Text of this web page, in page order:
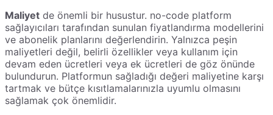
Maliyet de önemli bir husustur. no-code platform
sağlayıcıları tarafından sunulan fiyatlandırma modellerini
ve abonelik planlarını değerlendirin. Yalnızca peşin
maliyetleri değil, belirli özellikler veya kullanım için
devam eden ücretleri veya ek ücretleri de göz önünde
bulundurun. Platformun sağladığı değeri maliyetine karşı
tartmak ve bütçe kısıtlamalarınızla uyumlu olmasını
sağlamak çok önemlidir.